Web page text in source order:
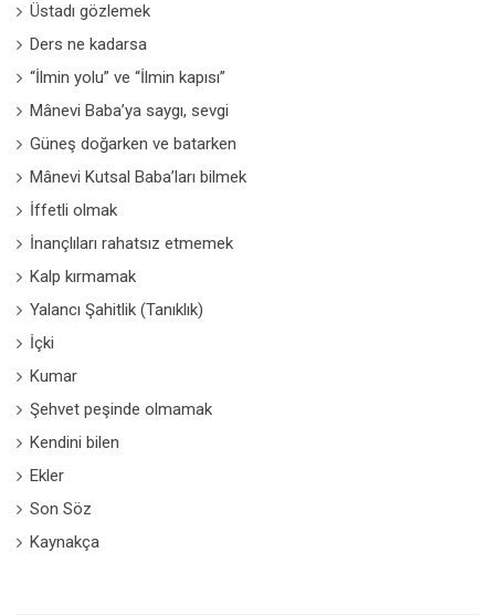
Üstadı gözlemek
Ders ne kadarsa
“İlmin yolu” ve “İlmin kapısı”
Mânevi Baba’ya saygı, sevgi
Güneş doğarken ve batarken
Mânevi Kutsal Baba’ları bilmek
İffetli olmak
İnançlıları rahatsız etmemek
Kalp kırmamak
Yalancı Şahitlik (Tanıklık)
İçki
Kumar
Şehvet peşinde olmamak
Kendini bilen
Ekler
Son Söz
Kaynakça